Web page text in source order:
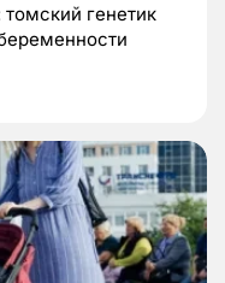
генетик